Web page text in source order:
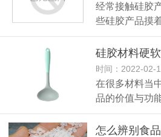
经常接触硅胶
些硅胶产品摸
时间：2022-
在很多材料当
品的价值与功
怎么辨别食